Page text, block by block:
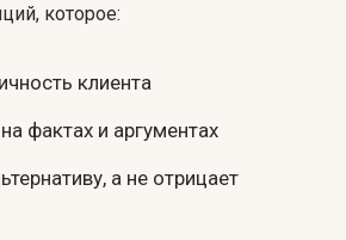
которое:
клиента
фактах и аргументах
а не отрицает